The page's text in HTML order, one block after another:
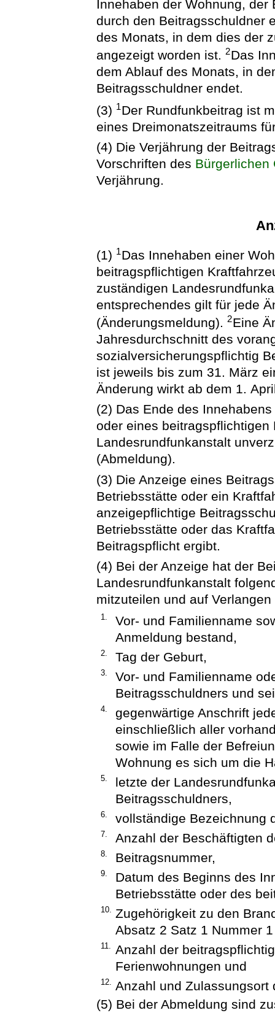
Innehaben der Wohnung,
durch den Beitragsschuldner
des Monats, in dem dies der
angezeigt worden ist.2Das
dem Ablauf des Monats, in
Beitragsschuldner endet.
(3) 1Der Rundfunkbeitrag ist
eines Dreimonatszeitraums
(4) Die Verjährung der
Vorschriften des Bürgerlichen
Verjährung.
(1) 1Das Innehaben einer
beitragspflichtigen
zuständigen
entsprechendes gilt für jede
(Änderungsmeldung).2Eine
Jahresdurchschnitt des
sozialversicherungspflichtig
ist jeweils bis zum 31. März
Änderung wirkt ab dem 1.
(2) Das Ende des
oder eines
Landesrundfunkanstalt
(Abmeldung).
(3) Die Anzeige eines
Betriebsstätte oder ein
anzeigepflichtige
Betriebsstätte oder das
Beitragspflicht ergibt.
(4) Bei der Anzeige hat der
Landesrundfunkanstalt
mitzuteilen und auf
1.
Vor- und Familienname
Anmeldung bestand,
2. Tag der Geburt,
3.
Vor- und Familienname
Beitragsschuldners und
4.
gegenwärtige Anschrift
einschließlich aller
sowie im Falle der
Wohnung es sich um die
5.
letzte der
Beitragsschuldners,
6. vollständige Bezeichnung
7. Anzahl der Beschäftigten
8. Beitragsnummer,
9.
Datum des Beginns des
Betriebsstätte oder des
10. Zugehörigkeit zu den
Absatz 2 Satz 1 Nummer
11. Anzahl der
Ferienwohnungen und
12. Anzahl und Zulassungsort
(5) Bei der Abmeldung sind